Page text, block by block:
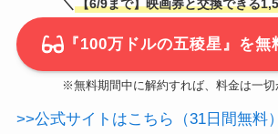
＼ 【6/9まで】映画券と交換できる
『100万ドルの五稜星』を無
※無料期間中に解約すれば、料金は一切
>>公式サイトはこちら（31日間無料）